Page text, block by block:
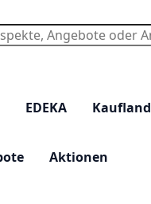
EDEKA Kaufland
Aktionen